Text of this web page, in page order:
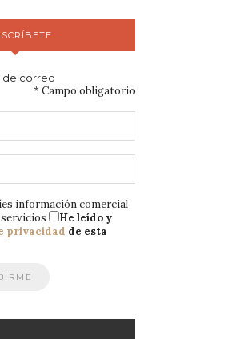
de correo
* Campo obligatorio
información comercial
He leído y
privacidad de esta